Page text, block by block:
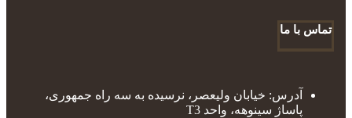
تماس با ما
آدرس: خیابان ولیعصر، نرسیده به سه راه جمهوری،
پاساژ سینوهه، واحد T3